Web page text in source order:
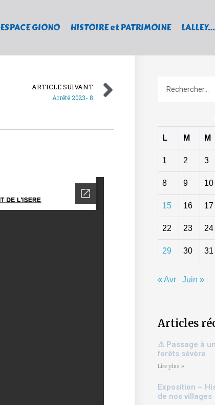
ESPACE GIONO HISTOIRE et PATRIMOINE
ARTICLE SUIVANT
Arrêté 2023- 8
L M M
1 2 3
8 9 10
15 16 17
22 23 24
29 30 31
« Avr Juin »
Articles
⚠ Passage à
forêts sévère
Lire plus »
Exposition –
de nos villages